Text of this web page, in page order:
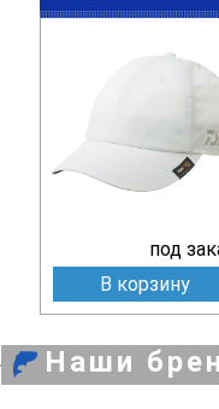
под
В корзину
Наши